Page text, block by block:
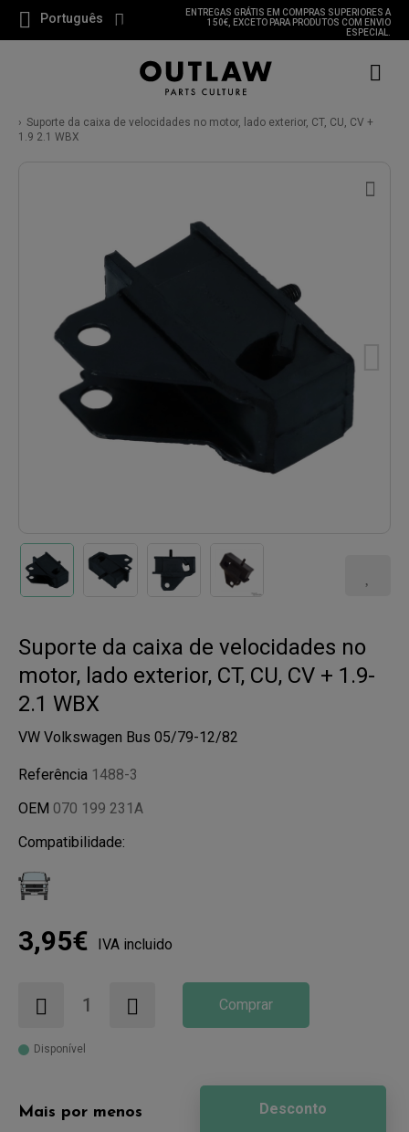
Português
ENTREGAS GRÁTIS EM COMPRAS SUPERIORES A
150€, EXCETO PARA PRODUTOS COM ENVIO
ESPECIAL.
Suporte da caixa de velocidades no motor, lado exterior, CT, CU, CV +
1.9 2.1 WBX
Suporte da caixa de velocidades no
motor, lado exterior, CT, CU, CV + 1.9-
2.1 WBX
VW Volkswagen Bus 05/79-12/82
Referência 1488-3
OEM 070 199 231A
Compatibilidade:
3,95€ IVA incluido
Comprar
Disponível
Mais por menos Desconto